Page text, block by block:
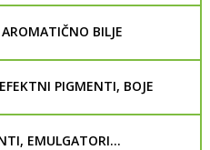
BILJE
PIGMENTI, BOJE
EMULGATORI...